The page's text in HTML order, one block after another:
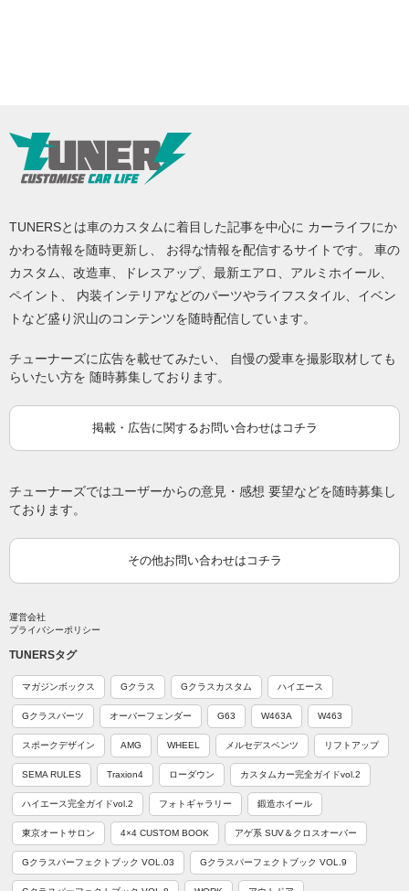
TUNERSとは車のカスタムに着目した記事を中心に カーライフにか
かわる情報を随時更新し、 お得な情報を配信するサイトです。 車の
カスタム、改造車、ドレスアップ、最新エアロ、アルミホイール、
ペイント、 内装インテリアなどのパーツやライフスタイル、イベン
トなど盛り沢山のコンテンツを随時配信しています。
チューナーズに広告を載せてみたい、 自慢の愛車を撮影取材しても
らいたい方を 随時募集しております。
掲載・広告に関するお問い合わせはコチラ
チューナーズではユーザーからの意見・感想 要望などを随時募集し
ております。
その他お問い合わせはコチラ
運営会社
プライバシーポリシー
TUNERSタグ
マガジンボックス Gクラス Gクラスカスタム ハイエース
Gクラスパーツ オーバーフェンダー G63 W463A W463
スポークデザイン AMG WHEEL メルセデスベンツ リフトアップ
SEMA RULES Traxion4 ローダウン カスタムカー完全ガイドvol.2
ハイエース完全ガイドvol.2 フォトギャラリー 鍛造ホイール
東京オートサロン 4×4 CUSTOM BOOK アゲ系 SUV＆クロスオーバー
Gクラスパーフェクトブック VOL.03 Gクラスパーフェクトブック VOL.9